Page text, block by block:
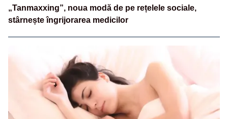
„Tanmaxxing”, noua modă de pe rețelele sociale,
stârnește îngrijorarea medicilor